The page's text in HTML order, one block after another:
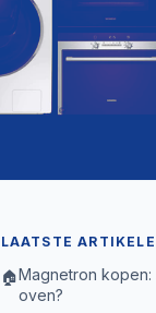
LAATSTE
🏠Magnetron
oven?